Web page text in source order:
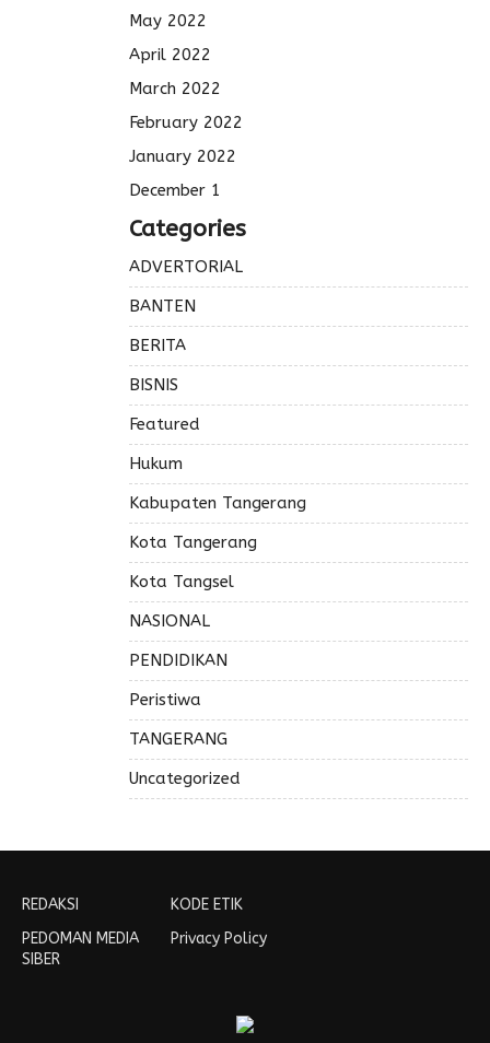
May 2022
April 2022
March 2022
February 2022
January 2022
December 1
Categories
ADVERTORIAL
BANTEN
BERITA
BISNIS
Featured
Hukum
Kabupaten Tangerang
Kota Tangerang
Kota Tangsel
NASIONAL
PENDIDIKAN
Peristiwa
TANGERANG
Uncategorized
REDAKSI
PEDOMAN MEDIA
SIBER
KODE ETIK
Privacy Policy